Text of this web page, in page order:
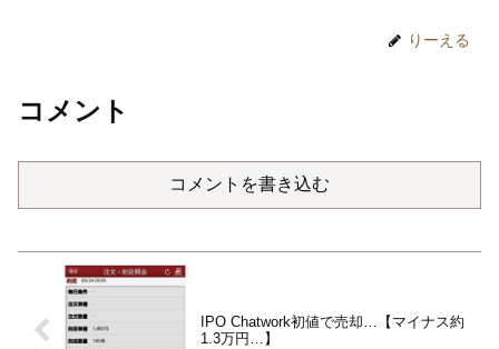
りーえる
コメント
コメントを書き込む
IPO Chatwork初値で売却…【マイナス約
1.3万円…】